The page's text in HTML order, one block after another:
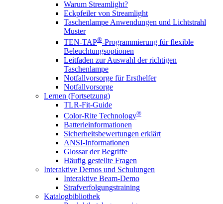
Warum Streamlight?
Eckpfeiler von Streamlight
Taschenlampe Anwendungen und Lichtstrahl
Muster
TEN-TAP®-Programmierung für flexible
Beleuchtungsoptionen
Leitfaden zur Auswahl der richtigen
Taschenlampe
Notfallvorsorge für Ersthelfer
Notfallvorsorge
Lernen (Fortsetzung)
TLR-Fit-Guide
Color-Rite Technology®
Batterieinformationen
Sicherheitsbewertungen erklärt
ANSI-Informationen
Glossar der Begriffe
Häufig gestellte Fragen
Interaktive Demos und Schulungen
Interaktive Beam-Demo
Strafverfolgungstraining
Katalogbibliothek